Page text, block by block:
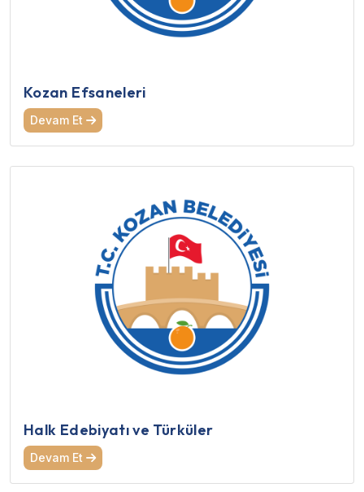
Kozan Efsaneleri
Devam Et
Halk Edebiyatı ve Türküler
Devam Et